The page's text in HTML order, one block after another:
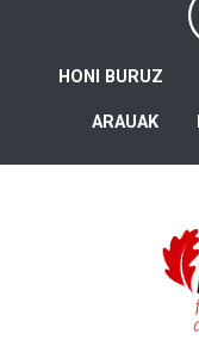
HONI BURUZ
ARAUAK